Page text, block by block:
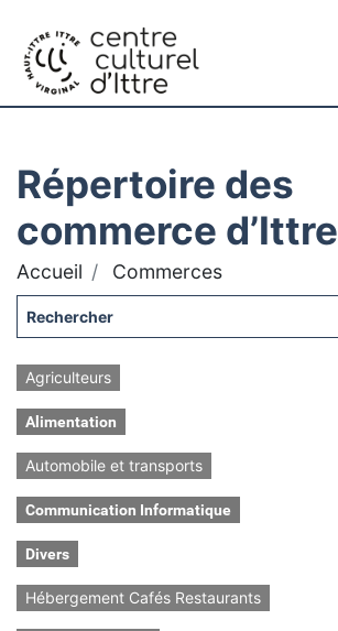
Répertoire des
commerce d’Ittre
Accueil Commerces
Agriculteurs
Alimentation
Automobile et transports
Communication Informatique
Divers
Hébergement Cafés Restaurants